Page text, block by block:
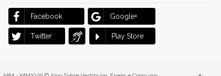
Facebook Google+
Twitter Play Store